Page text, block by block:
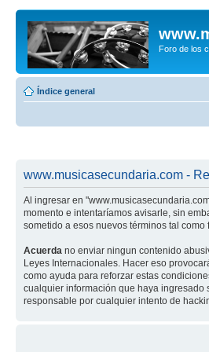
Foro de los
Índice general
www.musicasecundaria.com -
Al ingresar en
momento e intentaríamos avisarle, sin
sometido a esos nuevos términos tal como
Acuerda no enviar ningun contenido
Leyes Internacionales. Hacer eso
como ayuda para reforzar estas
cualquier información que haya ingresado
responsable por cualquier intento de